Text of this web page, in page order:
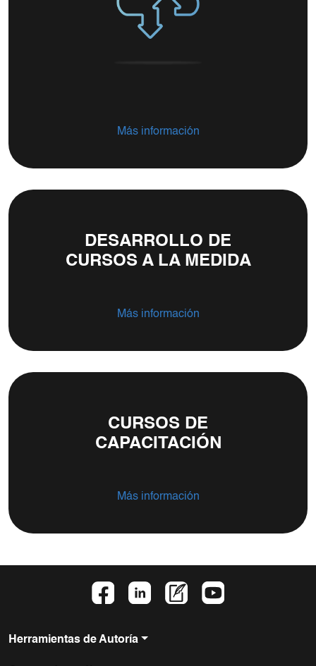
Más información
DESARROLLO DE
CURSOS A LA MEDIDA
Más información
CURSOS DE
CAPACITACIÓN
Más información
Herramientas de Autoría